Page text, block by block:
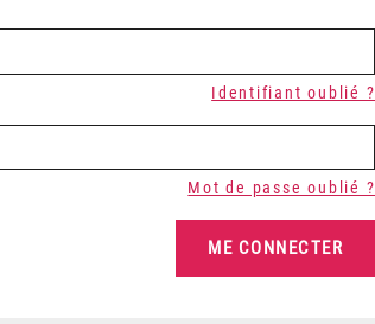
Identifiant oublié ?
Mot de passe oublié ?